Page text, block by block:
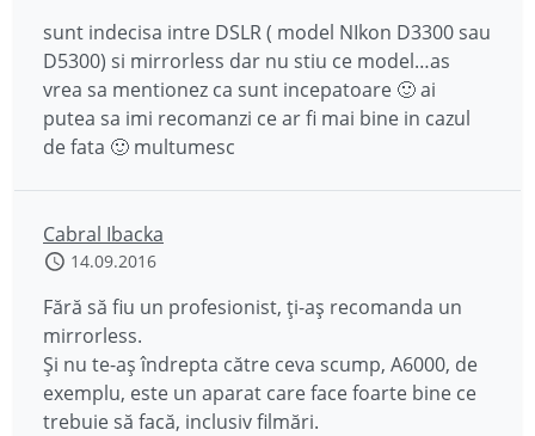
sunt indecisa intre DSLR ( model NIkon D3300 sau
D5300) si mirrorless dar nu stiu ce model…as
vrea sa mentionez ca sunt incepatoare 🙂 ai
putea sa imi recomanzi ce ar fi mai bine in cazul
de fata 🙂 multumesc
Cabral Ibacka
14.09.2016
Fără să fiu un profesionist, ți-aș recomanda un
mirrorless.
Și nu te-aș îndrepta către ceva scump, A6000, de
exemplu, este un aparat care face foarte bine ce
trebuie să facă, inclusiv filmări.